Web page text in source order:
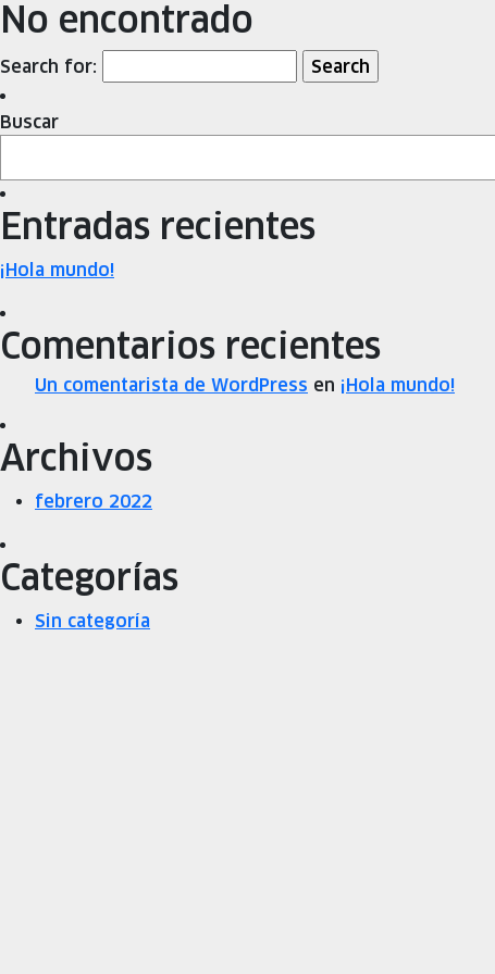
No encontrado
Search for:
Buscar
Entradas recientes
¡Hola mundo!
Comentarios recientes
Un comentarista de WordPress en ¡Hola mundo!
Archivos
febrero 2022
Categorías
Sin categoría